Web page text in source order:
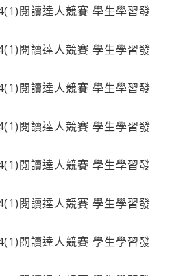
閱讀達人競賽 學生學習發
閱讀達人競賽 學生學習發
閱讀達人競賽 學生學習發
閱讀達人競賽 學生學習發
閱讀達人競賽 學生學習發
閱讀達人競賽 學生學習發
閱讀達人競賽 學生學習發